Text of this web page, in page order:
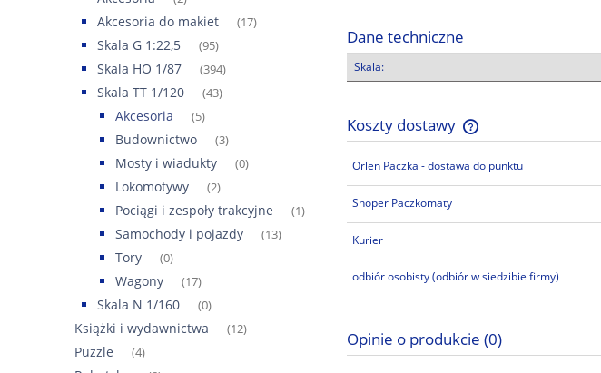
Akcesoria do makiet (17)
Skala G 1:22,5 (95)
Skala HO 1/87 (394)
Skala TT 1/120 (43)
Akcesoria (5)
Budownictwo (3)
Mosty i wiadukty (0)
Lokomotywy (2)
Pociągi i zespoły trakcyjne (1)
Samochody i pojazdy (13)
Tory (0)
Wagony (17)
Skala N 1/160 (0)
Książki i wydawnictwa (12)
Puzzle (4)
Dane techniczne
Skala:
Koszty dostawy
Cena nie zawiera
płatności
Orlen Paczka - dostawa do punktu
Shoper Paczkomaty
Kurier
odbiór osobisty(odbiór w siedzibie firmy)
Opinie o produkcie (0)